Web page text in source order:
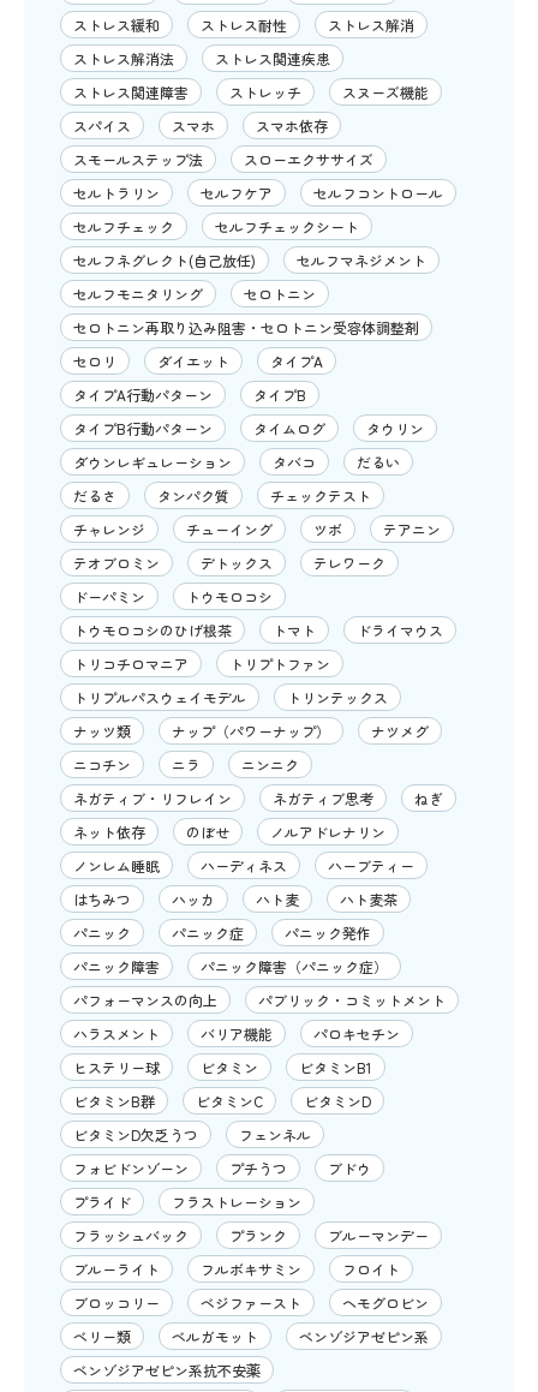
ストレス緩和
ストレス耐性
ストレス解消
ストレス解消法
ストレス関連疾患
ストレス関連障害
ストレッチ
スヌーズ機能
スパイス
スマホ
スマホ依存
スモールステップ法
スローエクササイズ
セルトラリン
セルフケア
セルフコントロール
セルフチェック
セルフチェックシート
セルフネグレクト(自己放任)
セルフマネジメント
セルフモニタリング
セロトニン
セロトニン再取り込み阻害・セロトニン受容体調整剤
セロリ
ダイエット
タイプA
タイプA行動パターン
タイプB
タイプB行動パターン
タイムログ
タウリン
ダウンレギュレーション
タバコ
だるい
だるさ
タンパク質
チェックテスト
チャレンジ
チューイング ツボ
テアニン
テオブロミン
デトックス
テレワーク
ドーパミン
トウモロコシ
トウモロコシのひげ根茶
トマト
ドライマウス
トリコチロマニア
トリプトファン
トリプルパスウェイモデル
トリンテックス
ナッツ類
ナップ（パワーナップ）
ナツメグ
ニコチン
ニラ
ニンニク
ネガティブ・リフレイン
ネガティブ思考
ねぎ
ネット依存
のぼせ
ノルアドレナリン
ノンレム睡眠
ハーディネス
ハーブティー
はちみつ
ハッカ ハト麦
ハト麦茶
パニック
パニック症
パニック発作
パニック障害
パニック障害（パニック症）
パフォーマンスの向上
パブリック・コミットメント
ハラスメント
バリア機能
パロキセチン
ヒステリー球
ビタミン
ビタミンB1
ビタミンB群
ビタミンC
ビタミンD
ビタミンD欠乏うつ
フェンネル
フォビドンゾーン
プチうつ
ブドウ
プライド
フラストレーション
フラッシュバック
プランク
ブルーマンデー
ブルーライト
フルボキサミン
フロイト
ブロッコリー
ベジファースト
ヘモグロビン
ベリー類
ベルガモット
ベンゾジアゼピン系
ベンゾジアゼピン系抗不安薬